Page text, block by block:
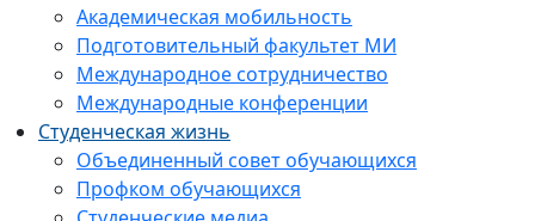
Академическая мобильность
Подготовительный факультет МИ
Международное сотрудничество
Международные конференции
Студенческая жизнь
Объединенный совет обучающихся
Профком обучающихся